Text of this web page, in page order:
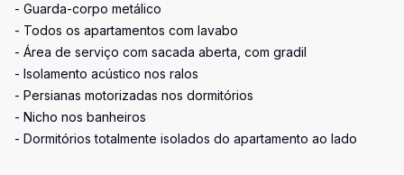
- Guarda-corpo metálico
- Todos os apartamentos com lavabo
- Área de serviço com sacada aberta, com gradil
- Isolamento acústico nos ralos
- Persianas motorizadas nos dormitórios
- Nicho nos banheiros
- Dormitórios totalmente isolados do apartamento ao lado